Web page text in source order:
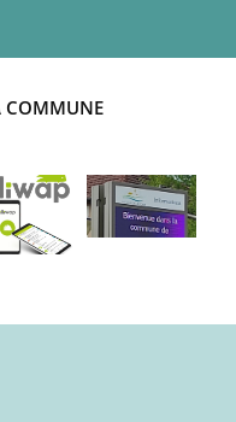
COMMUNE